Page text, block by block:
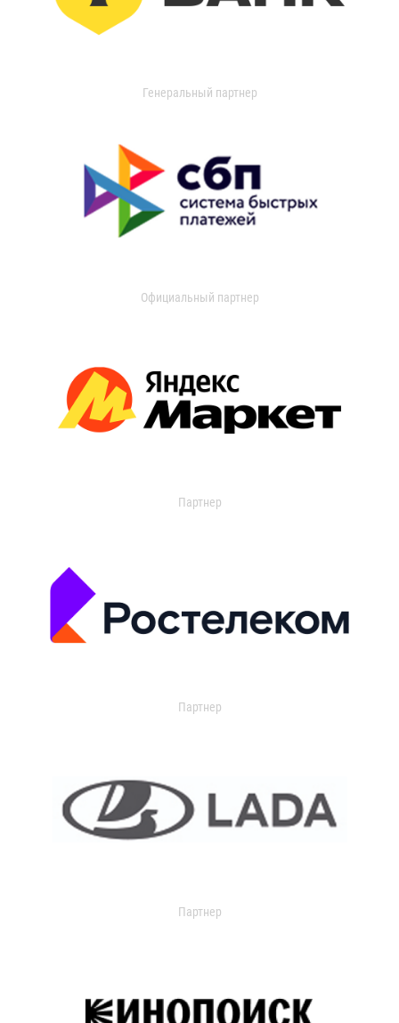
Генеральный партнер
Официальный партнер
Партнер
Партнер
Партнер